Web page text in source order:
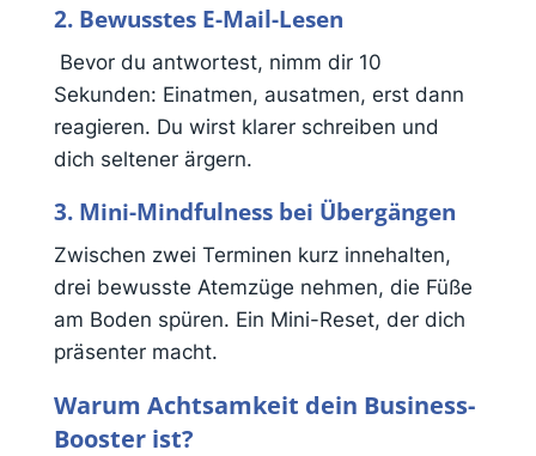
2. Bewusstes E-Mail-Lesen
Bevor du antwortest, nimm dir 10
Sekunden: Einatmen, ausatmen, erst dann
reagieren. Du wirst klarer schreiben und
dich seltener ärgern.
3. Mini-Mindfulness bei Übergängen
Zwischen zwei Terminen kurz innehalten,
drei bewusste Atemzüge nehmen, die Füße
am Boden spüren. Ein Mini-Reset, der dich
präsenter macht.
Warum Achtsamkeit dein Business-
Booster ist?